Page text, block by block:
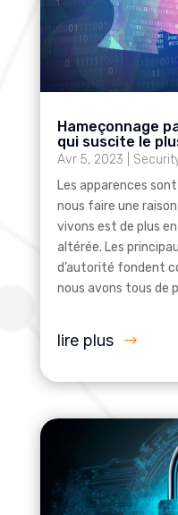
Hameçonnage
qui suscite le
Avr 5, 2023
Les apparences
nous faire une
vivons est de plus
altérée. Les
d’autorité fondent
nous avons tous de
lire plus